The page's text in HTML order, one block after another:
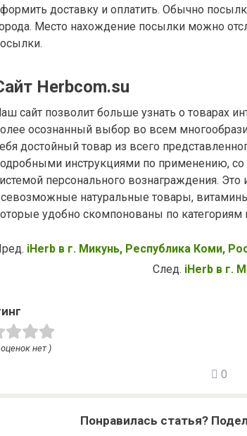
доставку и оплатить. Обычно
Место нахождение посылки можно
Herbcom.su
сайт позволит больше узнать о товарах
осознанный выбор во всем
достойный товар из всего
инструкциями по применению,
персонального вознаграждения.
натуральные товары,
удобно скомпонованы по категориям
iHerb в г. Микунь, Республика Коми,
След. iHerb в г.
нет )
0
Понравилась статья?